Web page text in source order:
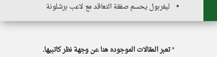
ليفربول يحسم صفقة التعاقد مع لاعب برشلونة
*تعبر المقالات الموجوده هنا عن وجهة نظر كاتبيها.